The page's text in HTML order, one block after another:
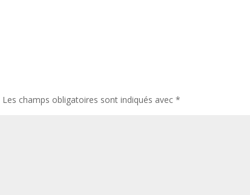
Les champs obligatoires sont indiqués avec*